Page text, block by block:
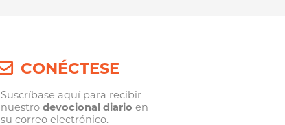
CONÉCTESE
Suscríbase aquí para recibir
nuestrodevocional diario en
su correo electrónico.